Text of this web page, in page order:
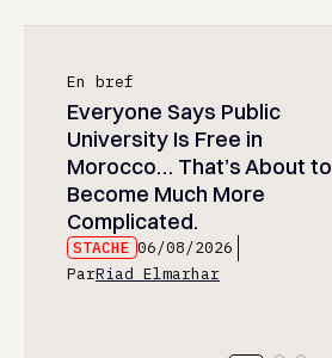
En bref
Everyone Says Public
University Is Free in
Morocco… That’s About to
Become Much More
Complicated.
STACHE 06/08/2026
ParRiad Elmarhar